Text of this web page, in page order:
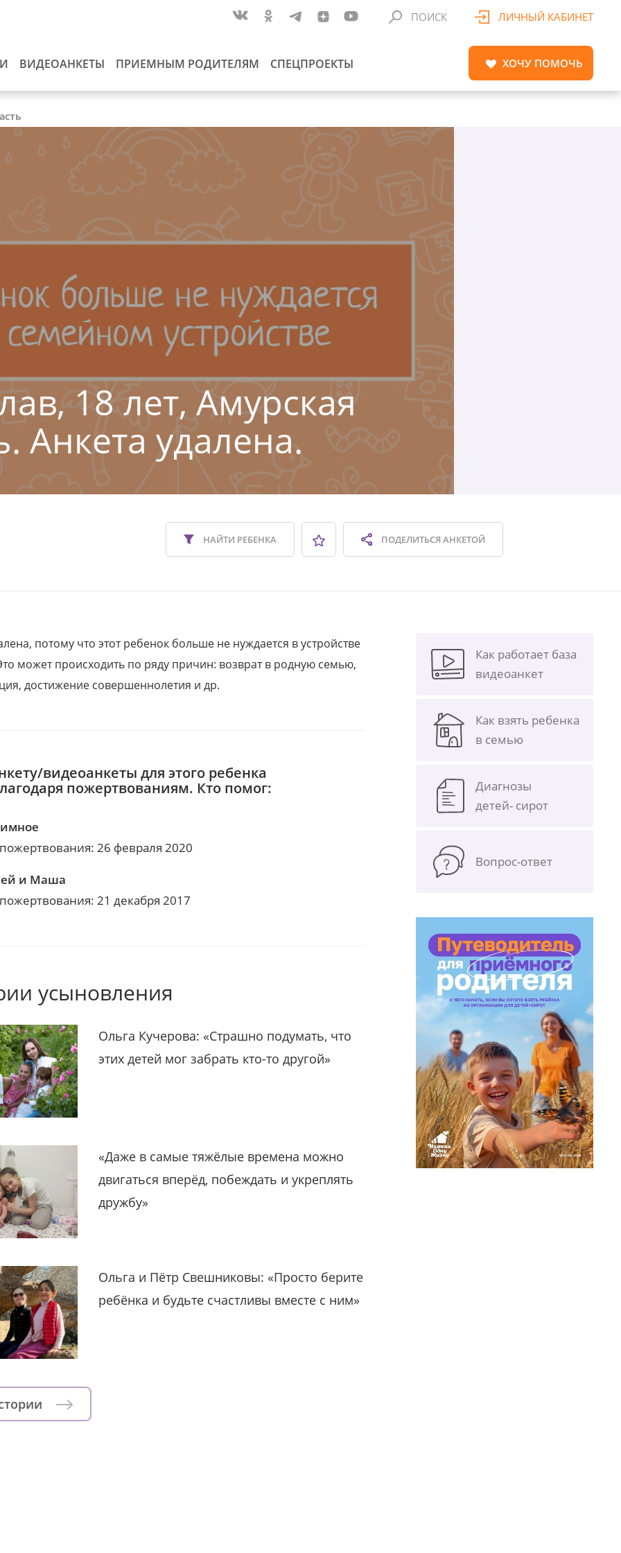
ВИДЕОАНКЕТЫ ПРИЕМНЫМ РОДИТЕЛЯМ СПЕЦПРОЕКТЫ
ПОИСК ЛИЧНЫЙ КАБИНЕТ
ХОЧУ ПОМОЧЬ
18 лет, Амурская
Анкета удалена.
ПОДЕЛИТЬСЯАНКЕТОЙ
НАЙТИ РЕБЕНКА
потому что этот ребенок больше не нуждается в устройстве
может происходить по ряду причин: возврат в родную семью,
достижение совершеннолетия и др.
видеоанкеты для этого ребенка
пожертвованиям. Кто помог:
26 февраля 2020
и Маша
21 декабря 2017
усыновления
Ольга Кучерова: «Страшно подумать, что
этих детей мог забрать кто-то другой»
«Даже в самые тяжёлые времена можно
двигаться вперёд, побеждать и укреплять
дружбу»
Ольга и Пётр Свешниковы: «Просто берите
ребёнка и будьте счастливы вместе с ним»
Как работает база
видеоанкет
Как взять ребенка
в семью
Диагнозы
детей- сирот
Вопрос-ответ